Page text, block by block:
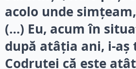
acolo unde
(…) Eu, acum în
după atâția ani, i-
Codruței că este